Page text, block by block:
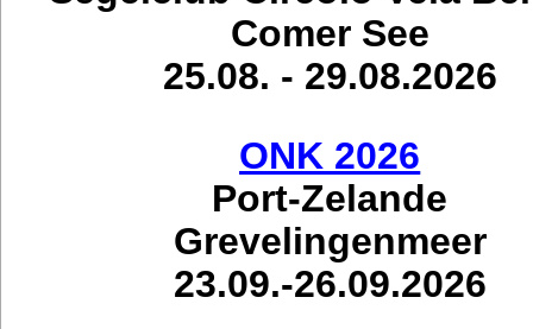
Comer See
25.08. - 29.08.2026
ONK 2026
Port-Zelande
Grevelingenmeer
23.09.-26.09.2026